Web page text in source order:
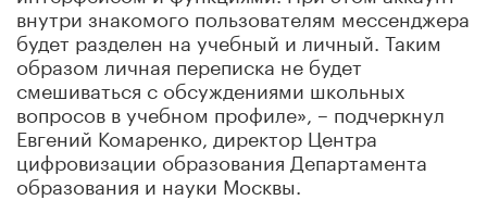
внутри знакомого пользователям мессенджера
будет разделен на учебный и личный. Таким
образом личная переписка не будет
смешиваться с обсуждениями школьных
вопросов в учебном профиле», – подчеркнул
Евгений Комаренко, директор Центра
цифровизации образования Департамента
образования и науки Москвы.